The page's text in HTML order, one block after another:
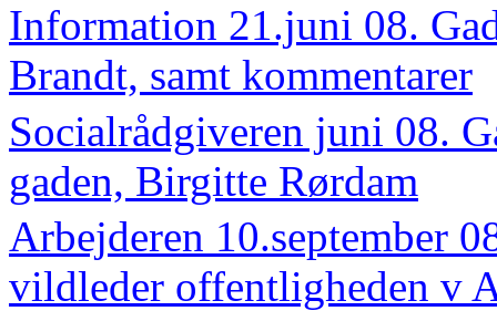
Information 21.juni 08.
Brandt, samt kommentarer
Socialrådgiveren juni 08.
gaden, Birgitte Rørdam
Arbejderen 10.september
vildleder offentligheden v